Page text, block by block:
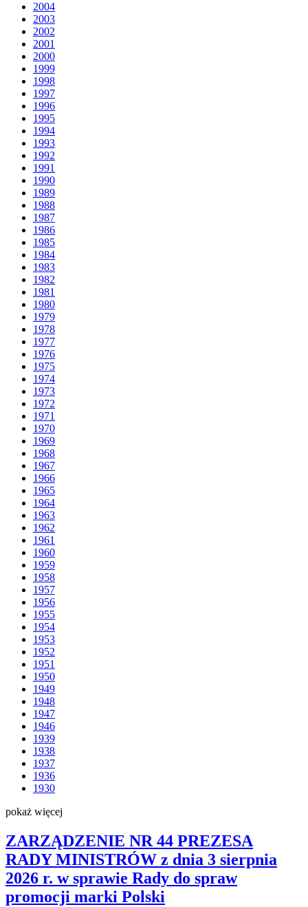
2004
2003
2002
2001
2000
1999
1998
1997
1996
1995
1994
1993
1992
1991
1990
1989
1988
1987
1986
1985
1984
1983
1982
1981
1980
1979
1978
1977
1976
1975
1974
1973
1972
1971
1970
1969
1968
1967
1966
1965
1964
1963
1962
1961
1960
1959
1958
1957
1956
1955
1954
1953
1952
1951
1950
1949
1948
1947
1946
1939
1938
1937
1936
1930
pokaż więcej
ZARZĄDZENIE NR 44 PREZESA
RADY MINISTRÓW z dnia 3 sierpnia
2026 r. w sprawie Rady do spraw
promocji marki Polski